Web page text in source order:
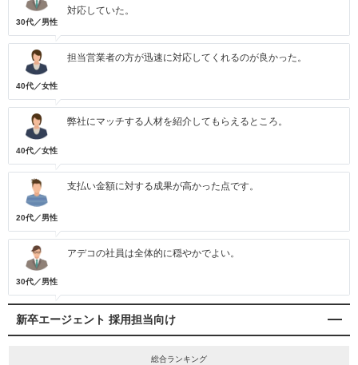
30代／男性
対応していた。
40代／女性
担当営業者の方が迅速に対応してくれるのが良かった。
40代／女性
弊社にマッチする人材を紹介してもらえるところ。
20代／男性
支払い金額に対する成果が高かった点です。
30代／男性
アデコの社員は全体的に穏やかでよい。
新卒エージェント 採用担当向け
総合ランキング